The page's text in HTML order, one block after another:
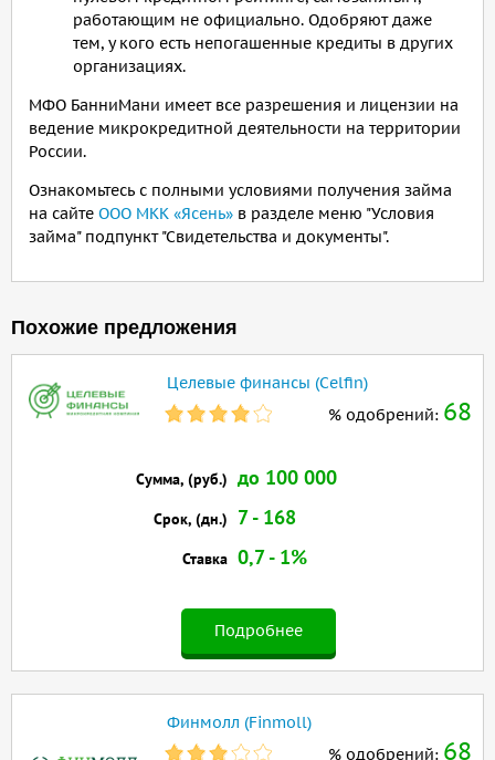
работающим не официально. Одобряют даже
тем, у кого есть непогашенные кредиты в других
организациях.
МФО БанниМани имеет все разрешения и лицензии на
ведение микрокредитной деятельности на территории
России.
Ознакомьтесь с полными условиями получения займа
на сайте ООО МКК «Ясень» в разделе меню "Условия
займа" подпункт "Свидетельства и документы".
Похожие предложения
Целевые финансы (Celfin)
% одобрений: 68
Подробнее
Сумма, (руб.) до 100 000
Срок, (дн.) 7 - 168
Ставка 0,7 - 1%
Финмолл (Finmoll)
% одобрений: 68